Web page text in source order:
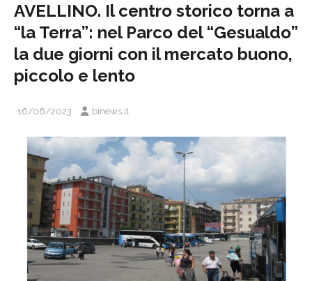
AVELLINO. Il centro storico torna a
“la Terra”: nel Parco del “Gesualdo”
la due giorni con il mercato buono,
piccolo e lento
16/06/2023 binews.it